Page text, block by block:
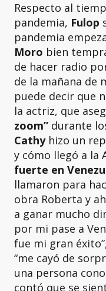
Respecto al
pandemia, Fulop
pandemia
Moro bien
de hacer radio
de la mañana de
puede decir que
la actriz, que
zoom” durante
Cathyhizo un
y cómo llegó a la
fuerte en
llamaron para
obra Roberta y
a ganar mucho
por mi pase a
fue mi gran
“me cayó de
una persona
contó que se